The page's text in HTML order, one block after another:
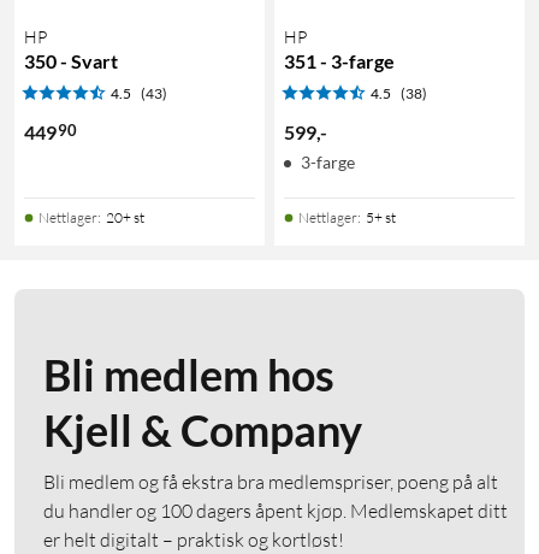
HP
350 - Svart
4.5 (43)
44990
Nettlager: 20+ st
HP
351 - 3-farge
4.5 (38)
599,-
3-farge
Nettlager: 5+ st
Bli medlem hos
Kjell & Company
Bli medlem og få ekstra bra medlemspriser, poeng på alt
du handler og 100 dagers åpent kjøp. Medlemskapet ditt
er helt digitalt – praktisk og kortløst!